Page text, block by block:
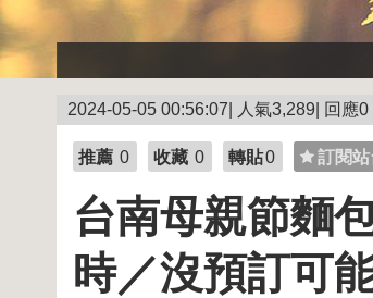
2024-05-05 00:56:07| 人氣3,289| 回應0 |
推薦 0 收藏 0 轉貼0 訂閱站
台南母親節麵
時／沒預訂可